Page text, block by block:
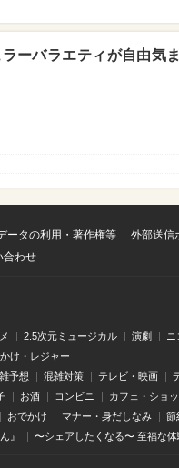
ーバラエティが自由気
ータの利用・著作権等 外部送信
合わせ
2.5次元ミュージカル 演劇 ニ
け・レジャー
予想 混雑対策 テレビ・映画
お酒 コンビニ カフェ・ショ
おでかけ マナー・身だしなみ 節
』 〜シェアしたくなる〜 至福な